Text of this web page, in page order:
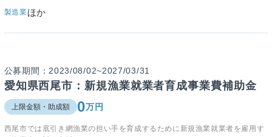
製造業ほか
公募期間：2023/08/02~2027/03/31
愛知県西尾市：新規漁業就業者育成事業費補助金
上限金額・助成額 0万円
西尾市では底引き網漁業の担い手を育成するために新規漁業就業者を雇用す